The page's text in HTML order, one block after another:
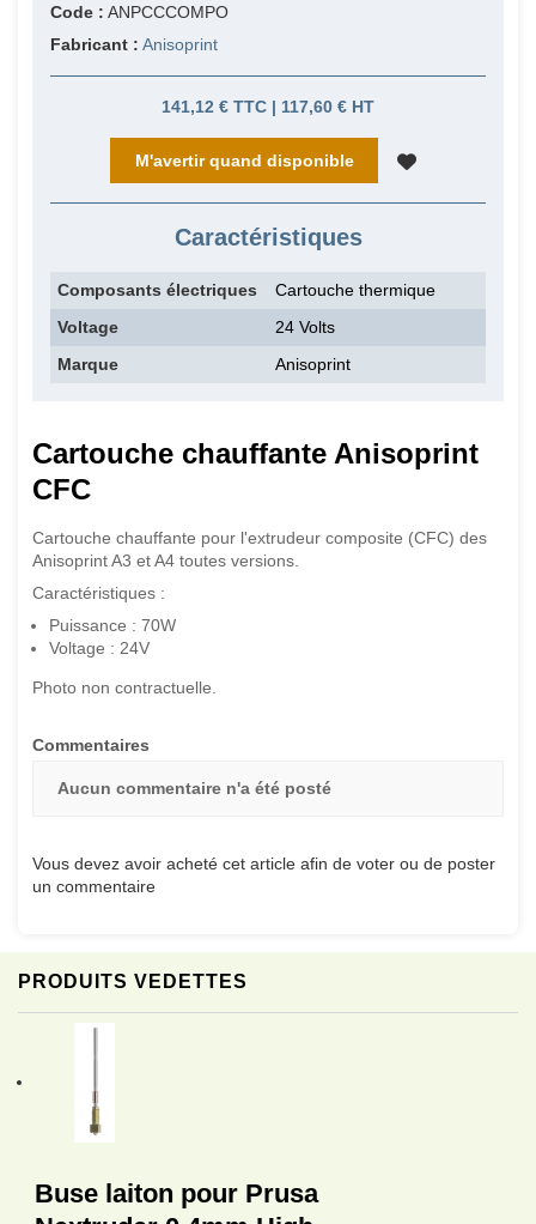
PRODUITS VEDETTES
Buse laiton pour Prusa
Code : ANPCCCOMPO
Fabricant : Anisoprint
141,12 € TTC | 117,60 € HT
M'avertir quand disponible
Caractéristiques
Composants électriques
Cartouche thermique
Voltage
24 Volts
Marque
Anisoprint
Cartouche chauffante Anisoprint
CFC
Cartouche chauffante pour l'extrudeur composite (CFC) des
Anisoprint A3 et A4 toutes versions.
Caractéristiques :
Puissance : 70W
Voltage : 24V
Photo non contractuelle.
Commentaires
Aucun commentaire n'a été posté
Vous devez avoir acheté cet article afin de voter ou de poster
un commentaire